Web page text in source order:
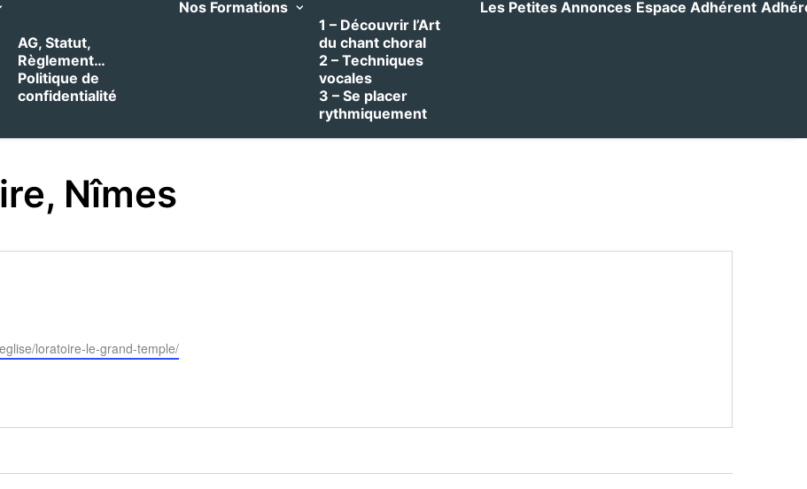
AG, Statut,
Règlement…
Politique de
confidentialité
Nos Formations
1 – Découvrir l’Art
du chant choral
2 – Techniques
vocales
3 – Se placer
rythmiquement
Les Petites Annonces Espace Adhérent
Nîmes
loratoire-le-grand-temple/